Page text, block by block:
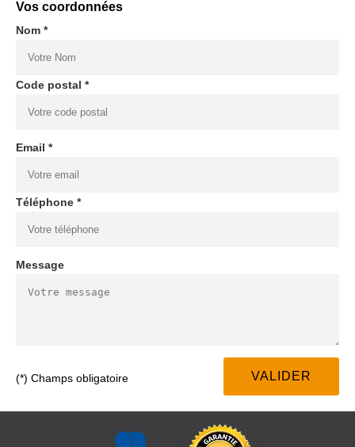
Vos coordonnées
Nom *
Code postal *
Email *
Téléphone *
Message
(*) Champs obligatoire